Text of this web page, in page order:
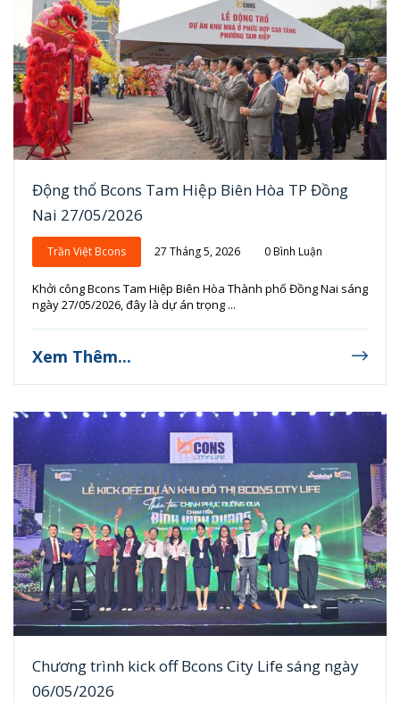
Động thổ Bcons Tam Hiệp Biên Hòa TP Đồng
Nai 27/05/2026
Trần Việt Bcons 27 Tháng 5, 2026 0 Bình Luận
Khởi công Bcons Tam Hiệp Biên Hòa Thành phố Đồng Nai sáng
ngày 27/05/2026, đây là dự án trọng ...
Xem Thêm...
Chương trình kick off Bcons City Life sáng ngày
06/05/2026